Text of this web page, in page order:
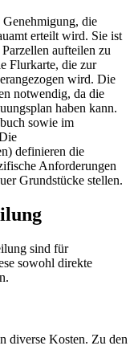
die
erteilt wird. Sie ist
aufteilen zu
Flurkarte, die zur
wird. Die
notwendig, da die
haben kann.
sowie im
definieren die
Anforderungen
Grundstücke stellen.
sind für
sowohl direkte
diverse Kosten. Zu den